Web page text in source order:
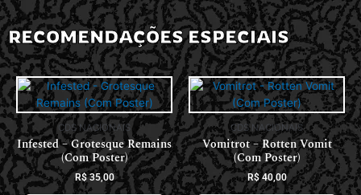
RECOMENDAÇÕES ESPECIAIS
CDS NACIONAIS
Infested – Grotesque Remains
(Com Poster)
R$35,00
CDS NACIONAIS
Vomitrot – Rotten Vomit
(Com Poster)
R$40,00